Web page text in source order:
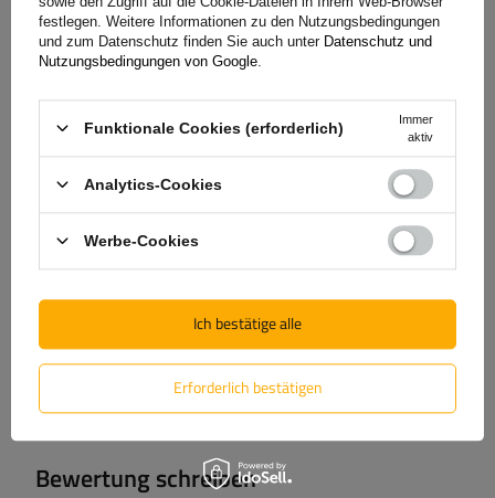
+49 32213249035 unitrailer@unitrailer.de
Spezifikation
Lieferung
(0)
Bewertung schreiben
festlegen. Weitere Informationen zu den Nutzungsbedingungen
und zum Datenschutz finden Sie auch unter Datenschutz und
Nutzungsbedingungen von Google
Funktionale Cookies (erforderlich)
Immer
aktiv
Analytics-Cookies
Werbe-Cookies
Erforderlich bestätigen
Ich bestätige alle